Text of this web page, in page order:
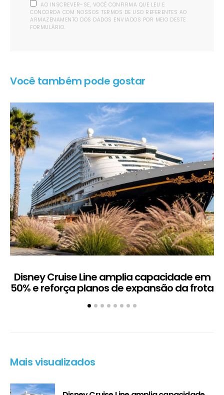
AO INSCREVER-SE, VOCÊ CONFIRMA QUE LEU E
CONCORDA COM NOSSOS TERMOS DE USO REFERENTES AO
ARMAZENAMENTO DOS DADOS ENVIADOS POR MEIO DESTE
FORMULÁRIO.
Você também pode gostar
Disney Cruise Line amplia capacidade em
50% e reforça planos de expansão da frota
Mais visualizados